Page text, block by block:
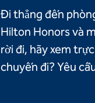
Đi thẳng đến
Hilton Honors và
rời đi, hãy xem
chuyến đi? Yêu